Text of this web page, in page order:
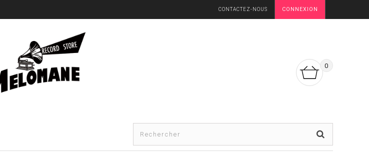
CONNEXION
CONTACTEZ-NOUS
0